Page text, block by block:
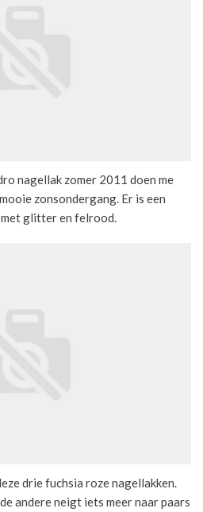
nagellak zomer 2011 doen me
zonsondergang. Er is een
glitter en felrood.
drie fuchsia roze nagellakken.
andere neigt iets meer naar paars